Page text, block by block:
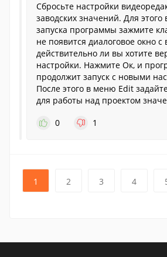
Сбросьте настройки
заводских значений. Для этого
запуска программы зажмите
не появится диалоговое окно с
действительно ли вы хотите
настройки. Нажмите Ок, и
продолжит запуск с новыми
После этого в меню Edit
для работы над проектом
0
1
1 2 3 4